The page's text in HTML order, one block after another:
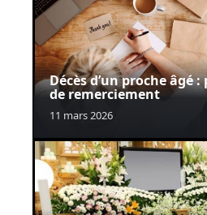
Décès d’un proche âgé
de remerciement
11 mars 2026